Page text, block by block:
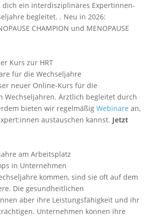
dich ein interdisziplinäres Expertinnen-
begleitet. . Neu in 2026:
CHAMPION und MENOPAUSE
für die Wechseljahre
neuer Online-Kurs für die
Wechseljahren. Ärztlich begleitet durch
bieten wir regelmäßig Webinare an,
austauschen kannst. Jetzt
in Unternehmen
kommen, sind sie oft auf dem
Die gesundheitlichen
aber ihre Leistungsfähigkeit und ihr
Unternehmen können ihre